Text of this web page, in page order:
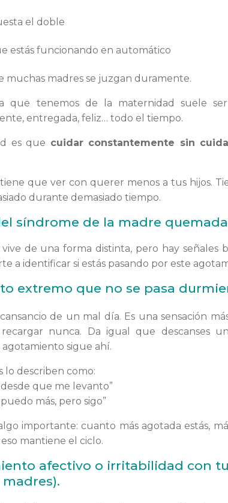
el doble
estás funcionando en automático
muchas madres se juzgan duramente.
que tenemos de la maternidad suele
entregada, feliz… todo el tiempo.
es que cuidar constantemente sin
que ver con querer menos a tus hijos.
durante demasiado tiempo.
síndrome de la madre quemada
de una forma distinta, pero hay señales
a identificar si estás pasando por este
extremo que no se pasa
de un mal día. Es una sensación
nunca. Da igual que descanses
sigue ahí.
lo describen como:
desde que me levanto”
más, pero sigo”
importante: cuanto más agotada estás,
mantiene el ciclo.
afectivo o irritabilidad con